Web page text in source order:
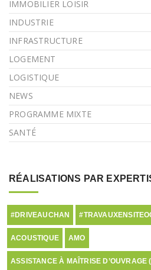
IMMOBILIER LOISIR
INDUSTRIE
INFRASTRUCTURE
LOGEMENT
LOGISTIQUE
NEWS
PROGRAMME MIXTE
SANTÉ
RÉALISATIONS PAR
#DRIVEAUCHAN
ACOUSTIQUE AMO
ASSISTANCE À MAÎTRISE D’OUVRAGE